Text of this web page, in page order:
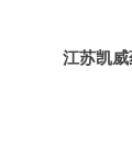
江苏凯